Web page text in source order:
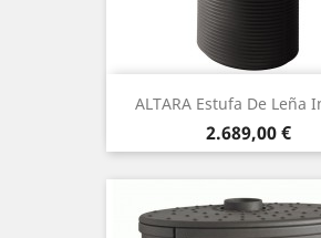
ALTARA Estufa De Leña
Precio
2.689,00 €